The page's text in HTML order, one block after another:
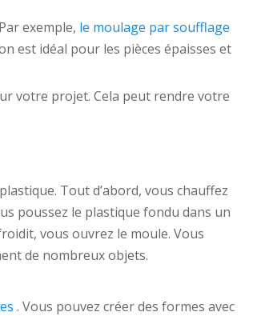
exemple, le moulage par soufflage
est idéal pour les pièces épaisses et
votre projet. Cela peut rendre votre
Tout d’abord, vous chauffez
poussez le plastique fondu dans un
vous ouvrez le moule. Vous
de nombreux objets.
. Vous pouvez créer des formes avec